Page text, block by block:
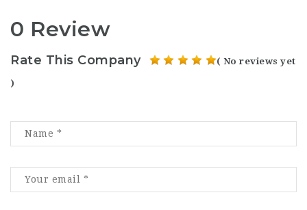
0 Review
Rate This Company ( No reviews yet
)